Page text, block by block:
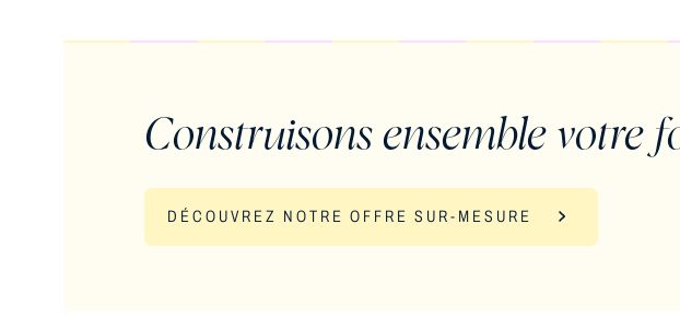
Construisons ensemble votre
DÉCOUVREZ NOTRE OFFRE SUR-MESURE